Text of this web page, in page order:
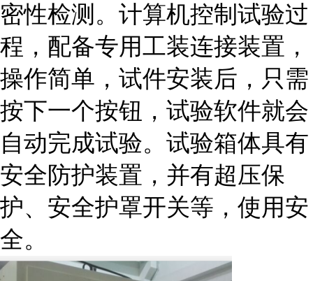
密性检测。计算机控制试验过
程，配备专用工装连接装置，
操作简单，试件安装后，只需
按下一个按钮，试验软件就会
自动完成试验。试验箱体具有
安全防护装置，并有超压保
护、安全护罩开关等，使用安
全。